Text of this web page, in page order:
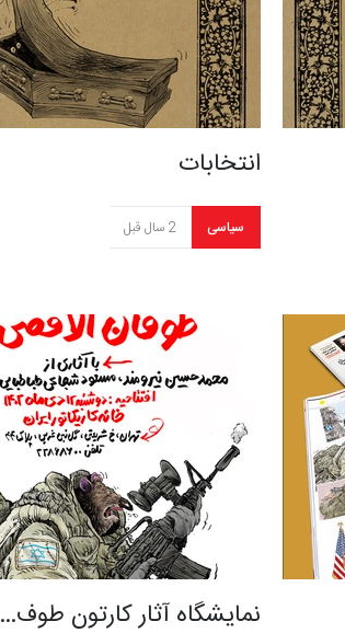
انتخابات
سیاسی 2 سال قبل
نمایشگاه آثار کارتون طوف…